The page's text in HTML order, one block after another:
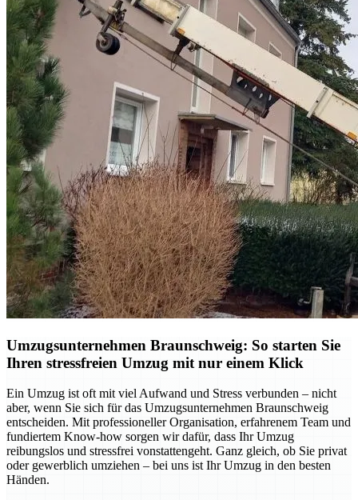
Umzugsunternehmen Braunschweig: So starten Sie
Ihren stressfreien Umzug mit nur einem Klick
Ein Umzug ist oft mit viel Aufwand und Stress verbunden – nicht
aber, wenn Sie sich für das Umzugsunternehmen Braunschweig
entscheiden. Mit professioneller Organisation, erfahrenem Team und
fundiertem Know-how sorgen wir dafür, dass Ihr Umzug
reibungslos und stressfrei vonstattengeht. Ganz gleich, ob Sie privat
oder gewerblich umziehen – bei uns ist Ihr Umzug in den besten
Händen.